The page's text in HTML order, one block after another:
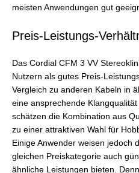
meisten Anwendungen gut
Preis-Leistungs-
Das Cordial CFM 3 VV
Nutzern als gutes Preis-
Vergleich zu anderen Kabeln in
eine ansprechende
schätzen die Kombination aus
zu einer attraktiven Wahl für
Einige Anwender weisen jedoch
gleichen Preiskategorie auch
ähnliche Leistungen bieten.